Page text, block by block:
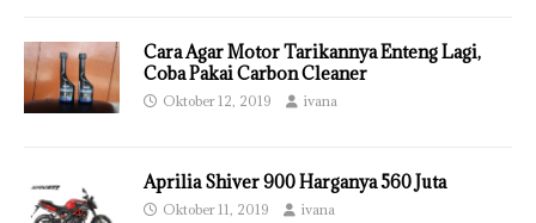
Cara Agar Motor Tarikannya Enteng Lagi,
Coba Pakai Carbon Cleaner
Oktober 12, 2019 ivana
Aprilia Shiver 900 Harganya 560 Juta
Oktober 11, 2019 ivana